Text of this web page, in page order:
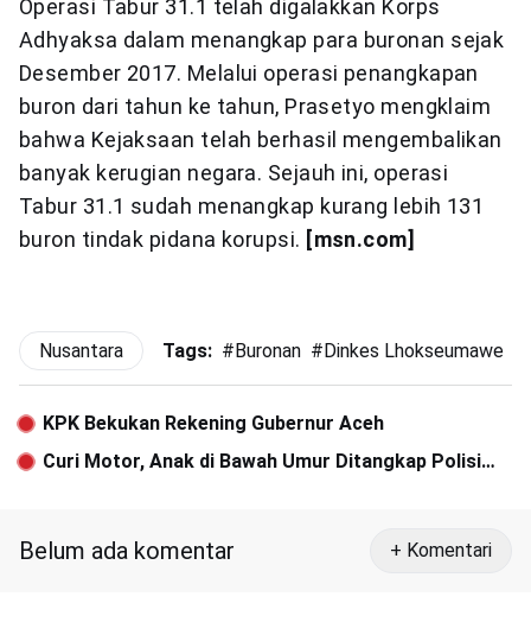
Operasi Tabur 31.1 telah digalakkan Korps
Adhyaksa dalam menangkap para buronan sejak
Desember 2017. Melalui operasi penangkapan
buron dari tahun ke tahun, Prasetyo mengklaim
bahwa Kejaksaan telah berhasil mengembalikan
banyak kerugian negara. Sejauh ini, operasi
Tabur 31.1 sudah menangkap kurang lebih 131
buron tindak pidana korupsi. [msn.com]
Nusantara Tags: # Buronan # Dinkes Lhokseumawe
KPK Bekukan Rekening Gubernur Aceh
Curi Motor, Anak di Bawah Umur Ditangkap Polisi
Belum ada komentar + Komentari